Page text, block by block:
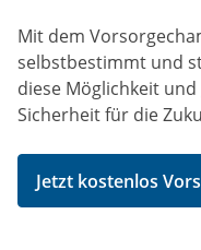
Mit dem
selbstbestimmt und
diese Möglichkeit
Sicherheit für die
Jetzt kostenlos